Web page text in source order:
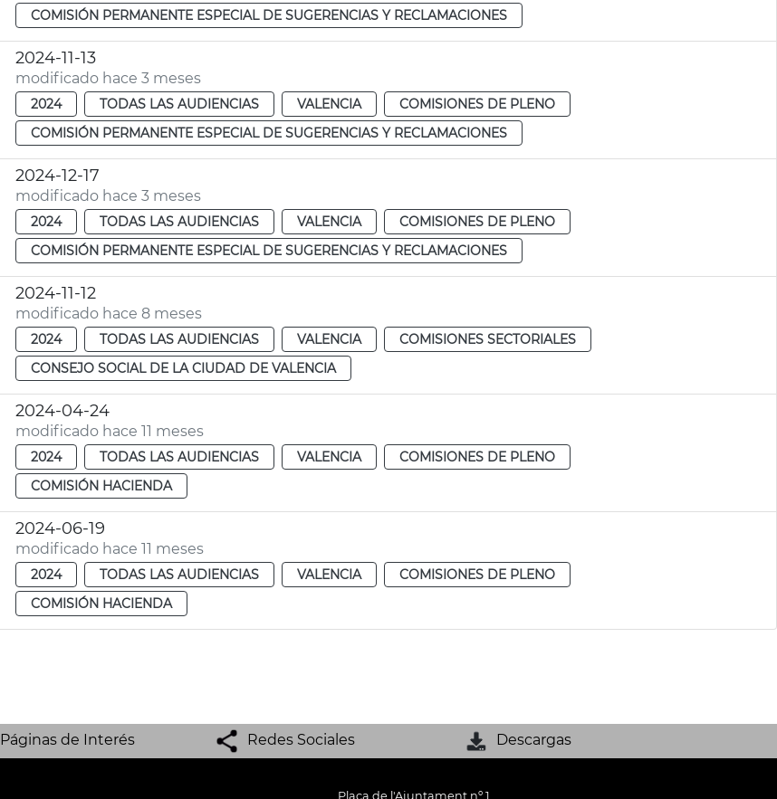
COMISIÓN PERMANENTE ESPECIAL DE SUGERENCIAS Y RECLAMACIONES
2024-11-13
modificado hace 3 meses
2024 TODAS LAS AUDIENCIAS VALENCIA
COMISIONES DE PLENO
COMISIÓN PERMANENTE ESPECIAL DE SUGERENCIAS Y RECLAMACIONES
2024-12-17
modificado hace 3 meses
2024 TODAS LAS AUDIENCIAS VALENCIA
COMISIONES DE PLENO
COMISIÓN PERMANENTE ESPECIAL DE SUGERENCIAS Y RECLAMACIONES
2024-11-12
modificado hace 8 meses
2024 TODAS LAS AUDIENCIAS VALENCIA
COMISIONES SECTORIALES
CONSEJO SOCIAL DE LA CIUDAD DE VALENCIA
2024-04-24
modificado hace 11 meses
2024 TODAS LAS AUDIENCIAS VALENCIA
COMISIONES DE PLENO
COMISIÓN HACIENDA
2024-06-19
modificado hace 11 meses
2024 TODAS LAS AUDIENCIAS VALENCIA
COMISIONES DE PLENO
COMISIÓN HACIENDA
Páginas de Interés Redes Sociales Descargas
Plaça de l'Ajuntament nº 1